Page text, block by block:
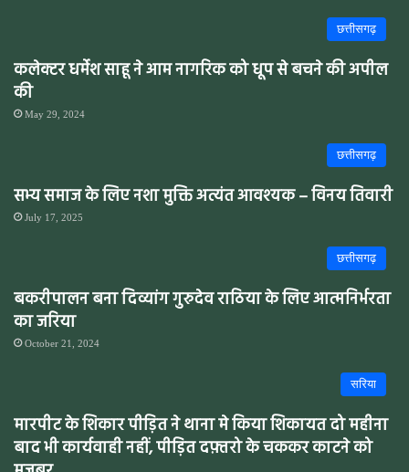
छत्तीसगढ़
कलेक्टर धर्मेश साहू ने आम नागरिक को धूप से बचने की अपील
की
May 29, 2024
छत्तीसगढ़
सभ्य समाज के लिए नशा मुक्ति अत्यंत आवश्यक – विनय तिवारी
July 17, 2025
छत्तीसगढ़
बकरीपालन बना दिव्यांग गुरुदेव राठिया के लिए आत्मनिर्भरता
का जरिया
October 21, 2024
सरिया
मारपीट के शिकार पीड़ित ने थाना मे किया शिकायत दो महीना
बाद भी कार्यवाही नहीं, पीड़ित दफ़्तरो के चककर काटने को